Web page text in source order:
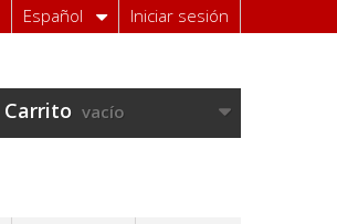
Iniciar sesión
Español
Carrito vacío